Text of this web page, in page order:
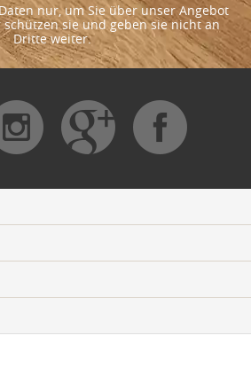
nur, um Sie über unser Angebot
sie und geben sie nicht an
Dritte weiter.